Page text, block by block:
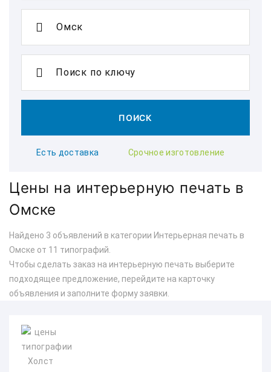
Поиск по ключу
ПОИСК
Есть доставка Срочное изготовление
Цены на интерьерную печать в
Омске
Найдено 3 объявлений в категории Интерьерная печать в
Омске от 11 типографий.
Чтобы сделать заказ на интерьерную печать выберите
подходящее предложение, перейдите на карточку
объявления и заполните форму заявки.